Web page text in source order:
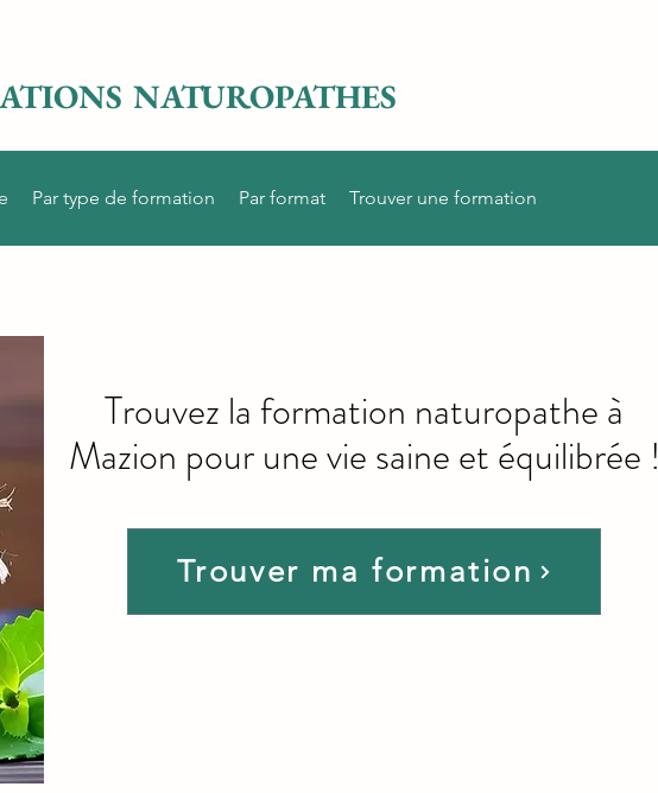
NATUROPATHES
Par type de formation Par format Trouver une formation
Trouver ma formation
Trouvez la formation naturopathe à
Mazion pour une vie saine et équilibrée !